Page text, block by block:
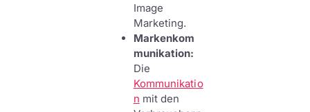
Image
Marketing.
Markenkom
munikation:
Die
Kommunikatio
n mit den